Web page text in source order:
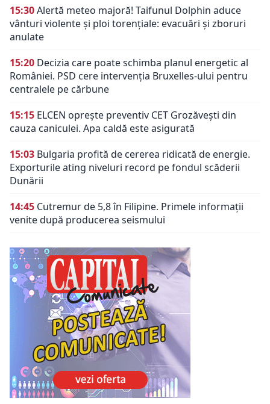
15:30Alertă meteo majoră! Taifunul Dolphin aduce
vânturi violente și ploi torențiale: evacuări și zboruri
anulate
15:20 Decizia care poate schimba planul energetic al
României. PSD cere intervenția Bruxelles-ului pentru
centralele pe cărbune
15:15 ELCEN oprește preventiv CET Grozăvești din
cauza caniculei. Apa caldă este asigurată
15:03 Bulgaria profită de cererea ridicată de energie.
Exporturile ating niveluri record pe fondul scăderii
Dunării
14:45 Cutremur de 5,8 în Filipine. Primele informații
venite după producerea seismului